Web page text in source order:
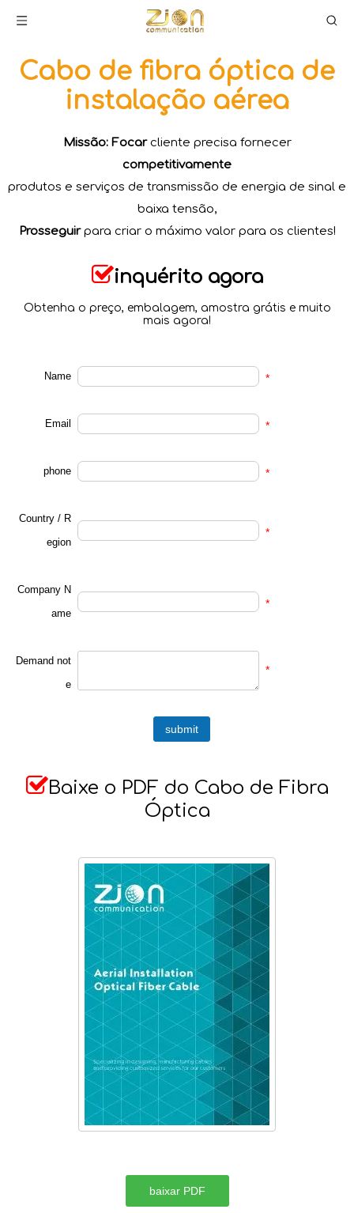
Cabo de fibra óptica de
instalação aérea
Missão: Focarcliente precisa fornecer
competitivamente
produtos e serviços de transmissão de energia de sinal e
baixa tensão,
Prosseguirpara criar o máximo valor para os clientes!​​​​​​​
inquérito agora
Obtenha o preço, embalagem, amostra grátis e muito
mais agora!
Name *
Email *
phone *
Country / R
egion
*
Company N
ame
*
Demand not
e
*
submit
Baixe o PDF do Cabo de Fibra
Óptica
baixar PDF